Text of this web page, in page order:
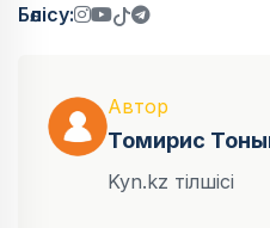
Бөлісу:
Автор
Томирис
Kyn.kz тілшісі